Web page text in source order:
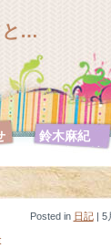
と…
鈴木麻紀
鈴木麻紀 絵
画特集【F10
号シリーズ】
鈴木麻紀 絵
画特集
Posted in 日記| 5